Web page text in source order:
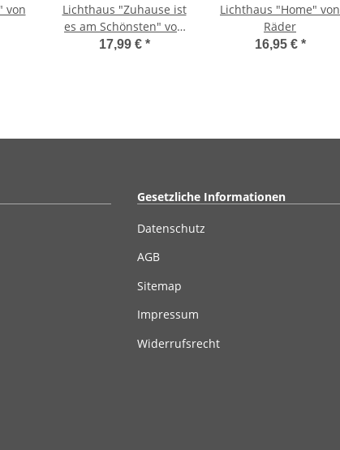
von
Lichthaus "Zuhause ist
es am Schönsten" von
Räder
17,99 € *
Lichthaus "Home" von
Räder
16,95 € *
Gesetzliche Informationen
Datenschutz
AGB
Sitemap
Impressum
Widerrufsrecht